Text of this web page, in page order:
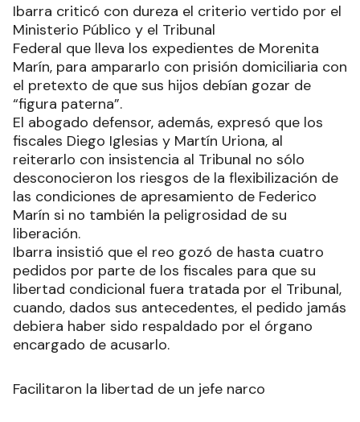
Ibarra criticó con dureza el criterio vertido por el
Ministerio Público y el Tribunal
Federal que lleva los expedientes de Morenita
Marín, para ampararlo con prisión domiciliaria con
el pretexto de que sus hijos debían gozar de
“figura paterna”.
El abogado defensor, además, expresó que los
fiscales Diego Iglesias y Martín Uriona, al
reiterarlo con insistencia al Tribunal no sólo
desconocieron los riesgos de la flexibilización de
las condiciones de apresamiento de Federico
Marín si no también la peligrosidad de su
liberación.
Ibarra insistió que el reo gozó de hasta cuatro
pedidos por parte de los fiscales para que su
libertad condicional fuera tratada por el Tribunal,
cuando, dados sus antecedentes, el pedido jamás
debiera haber sido respaldado por el órgano
encargado de acusarlo.
Facilitaron la libertad de un jefe narco